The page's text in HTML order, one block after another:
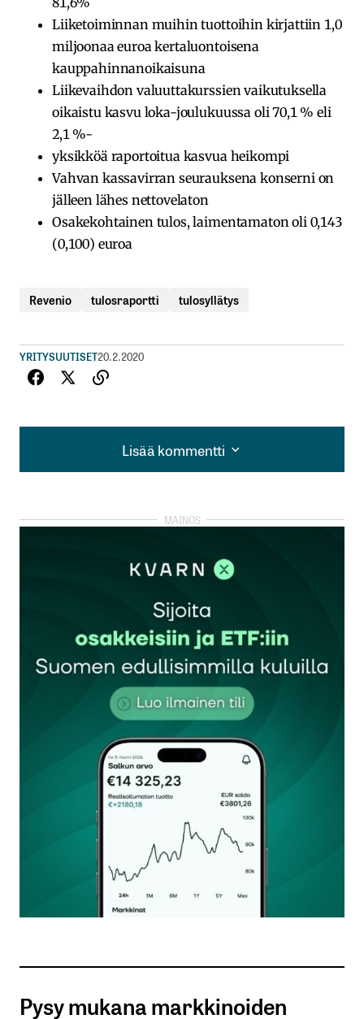
Liiketoiminnan muihin tuottoihin kirjattiin 1,0
miljoonaa euroa kertaluontoisena
kauppahinnanoikaisuna
Liikevaihdon valuuttakurssien vaikutuksella
oikaistu kasvu loka-joulukuussa oli 70,1 % eli
2,1 %-
yksikköä raportoitua kasvua heikompi
Vahvan kassavirran seurauksena konserni on
jälleen lähes nettovelaton
Osakekohtainen tulos, laimentamaton oli 0,143
(0,100) euroa
Revenio tulosraportti tulosyllätys
YRITYSUUTISET20.2.2020
Lisää kommentti
Lisää kommentti
kirjautua
rekisteröityä
Sähköpostiosoitettasi ei julkaista.Pakolliset
kentät on merkitty*
Kommentti*
Nimesi tai nimimerkkisi
Sähköpostiosoitteesi
Tilaa SalkunRakentajan uutiskirje
Lähetä kommentti
Pysy mukana markkinoiden